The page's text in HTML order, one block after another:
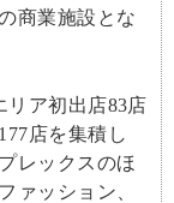
商業施設とな
リア初出店83店
店を集積し
レックスのほ
ァッション、